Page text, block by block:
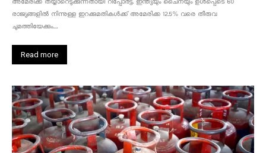
അമേരിക്ക തയ്യാറെടുക്കുന്നതായി റിപ്പോർട്ട്. ഇന്ത്യയും ചൈനയും ഉൾപ്പെടെ 60
രാജ്യങ്ങളിൽ നിന്നുള്ള ഇറക്കുമതികൾക്ക് അമേരിക്ക 12.5% ​​വരെ തീരുവ
ചുമത്തിയേക്കും....
Read more